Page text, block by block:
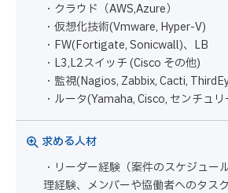
・クラウド（AWS,Azure）
・仮想化技術(Vmware, Hyper-V)
・FW(Fortigate, Sonicwall)、LB
・L3,L2スイッチ (Cisco その他)
・監視(Nagios, Zabbix, Cacti,
・ルータ(Yamaha, Cisco, センチュ
求める人材
・リーダー経験（案件のスケジュー
理経験、メンバーや協働者へのタス